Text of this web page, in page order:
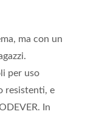
ma con un
per uso
resistenti, e
In